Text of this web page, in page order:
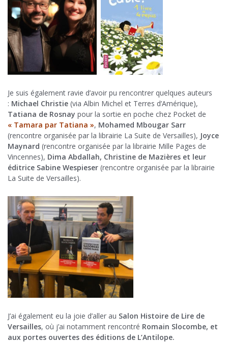
Je suis également ravie d’avoir pu rencontrer quelques auteurs
: Michael Christie (via Albin Michel et Terres d’Amérique),
Tatiana de Rosnay pour la sortie en poche chez Pocket de
« Tamara par Tatiana », Mohamed Mbougar Sarr
(rencontre organisée par la librairie La Suite de Versailles), Joyce
Maynard (rencontre organisée par la librairie Mille Pages de
Vincennes), Dima Abdallah, Christine de Mazières et leur
éditrice Sabine Wespieser (rencontre organisée par la librairie
La Suite de Versailles).
J’ai également eu la joie d’aller au Salon Histoire de Lire de
Versailles, où j’ai notamment rencontré Romain Slocombe, et
aux portes ouvertes des éditions de L’Antilope.